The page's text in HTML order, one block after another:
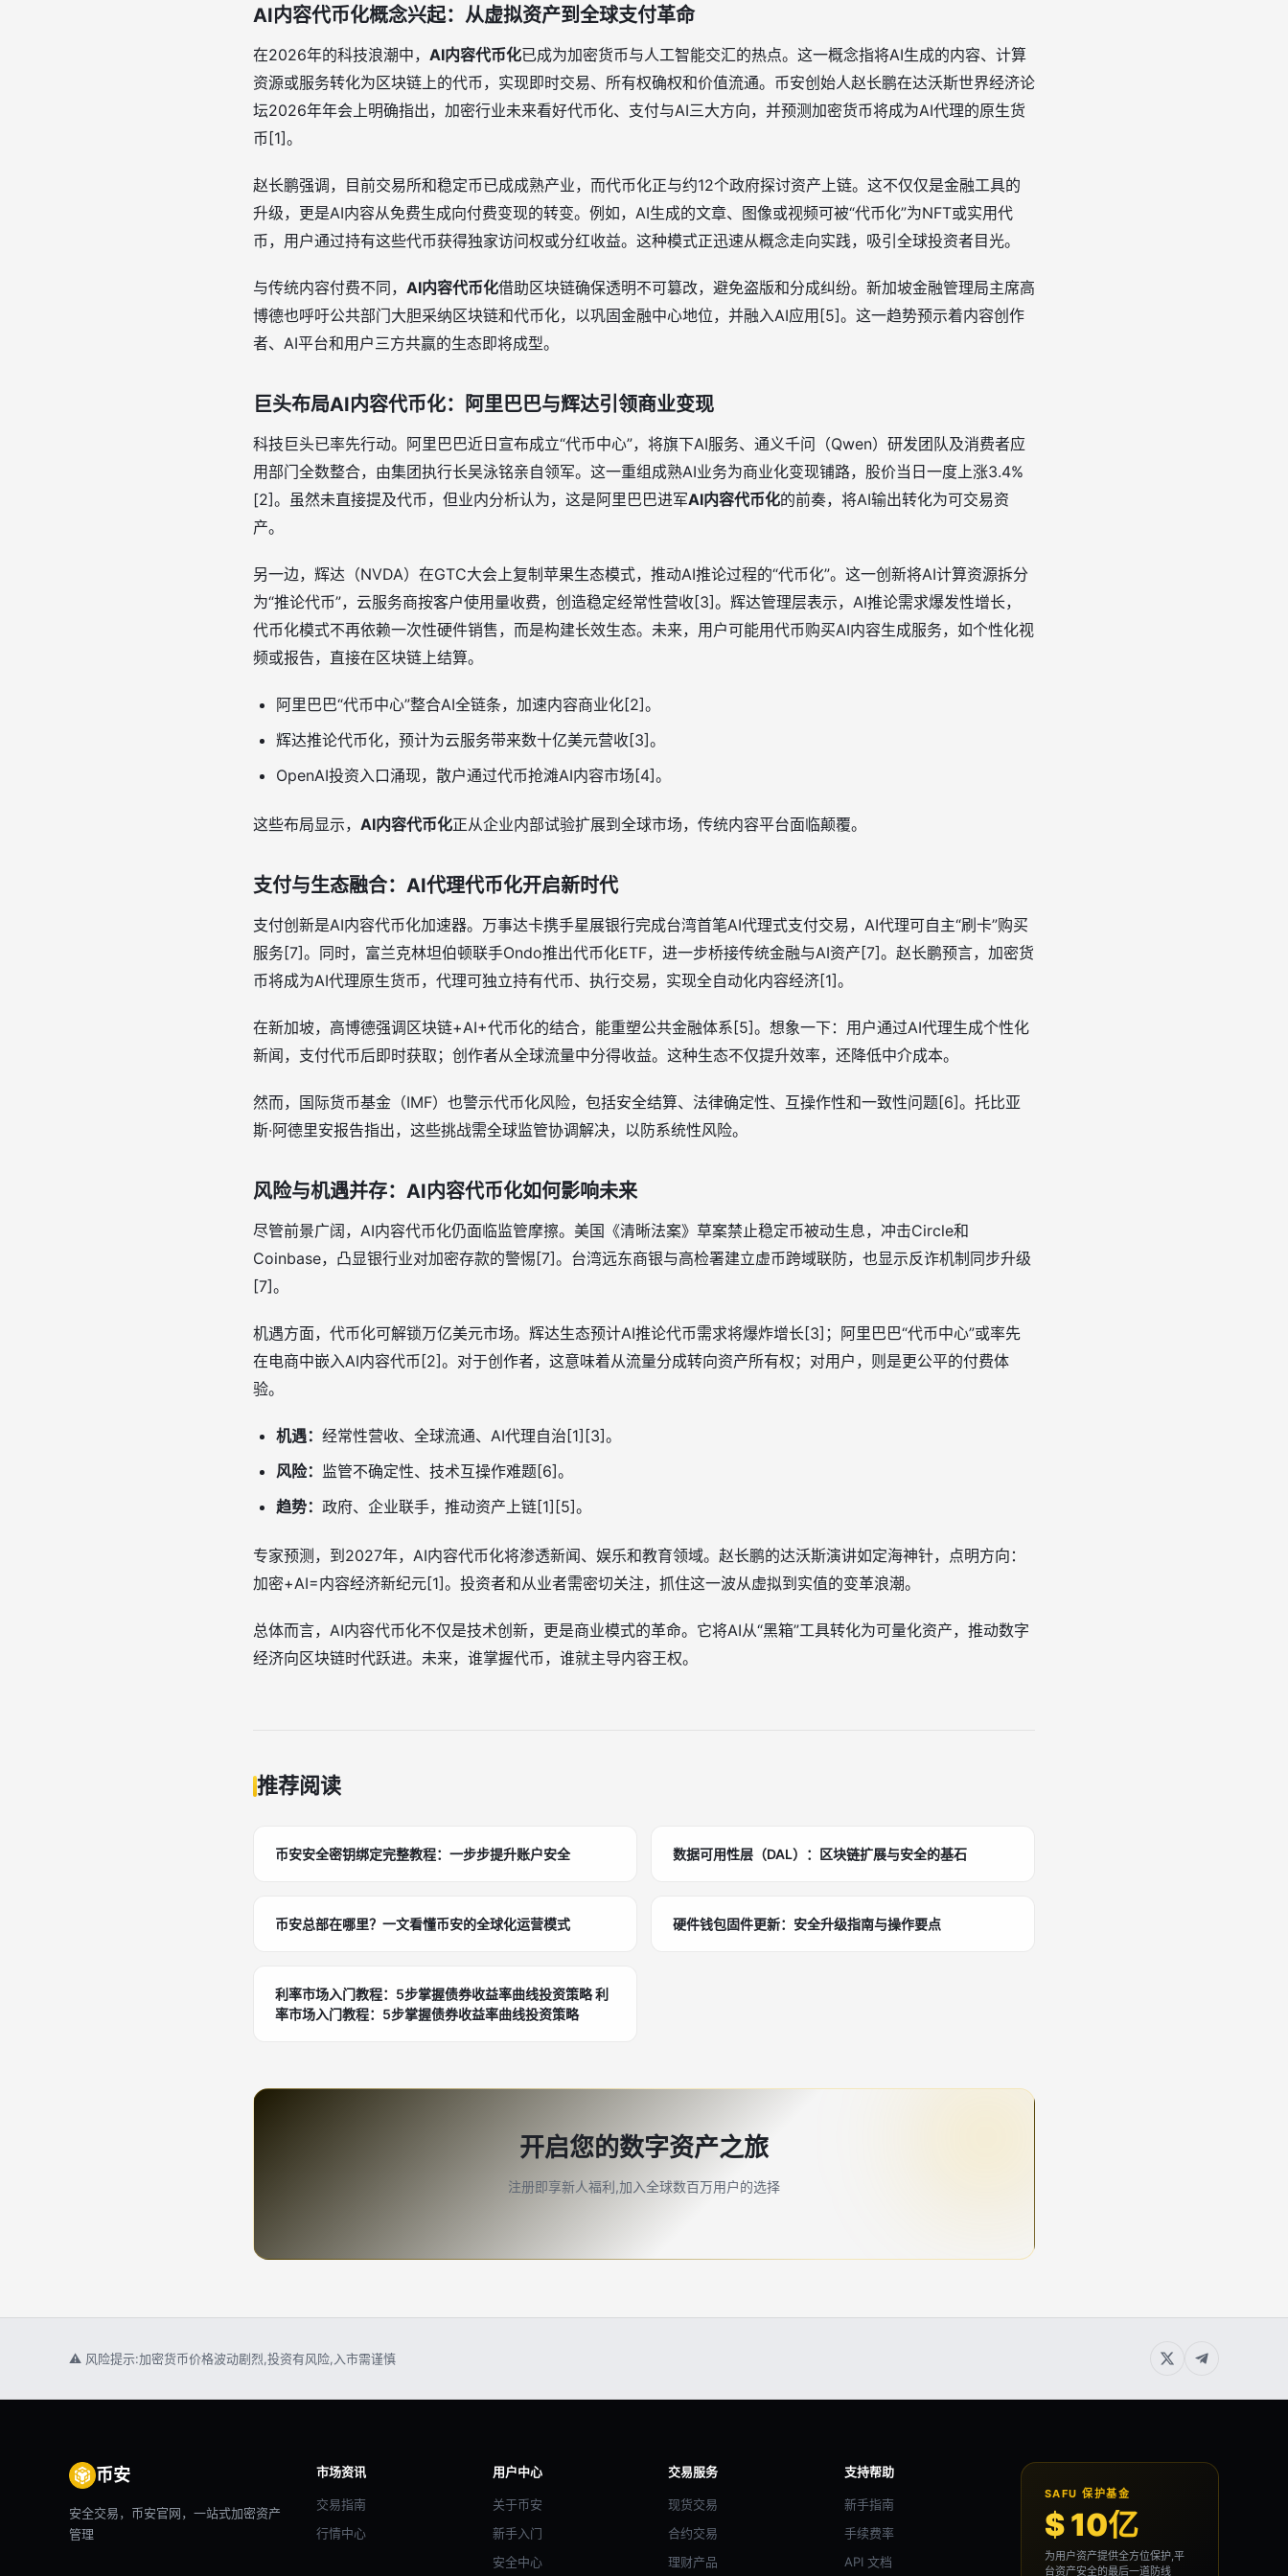
AI内容代币化概念兴起：从虚拟资产到全球支付革命
在2026年的科技浪潮中， AI内容代币化已成为加密货币与人工智能交汇的热点。这一概念指将AI生成的内容、计算
资源或服务转化为区块链上的代币，实现即时交易、所有权确权和价值流通。币安创始人赵长鹏在达沃斯世界经济论
坛2026年年会上明确指出，加密行业未来看好代币化、支付与AI三大方向，并预测加密货币将成为AI代理的原生货
币[1]。
赵长鹏强调，目前交易所和稳定币已成成熟产业，而代币化正与约12个政府探讨资产上链。这不仅仅是金融工具的
升级，更是AI内容从免费生成向付费变现的转变。例如，AI生成的文章、图像或视频可被“代币化”为NFT或实用代
币，用户通过持有这些代币获得独家访问权或分红收益。这种模式正迅速从概念走向实践，吸引全球投资者目光。
与传统内容付费不同， AI内容代币化借助区块链确保透明不可篡改，避免盗版和分成纠纷。新加坡金融管理局主席高
博德也呼吁公共部门大胆采纳区块链和代币化，以巩固金融中心地位，并融入AI应用[5]。这一趋势预示着内容创作
者、AI平台和用户三方共赢的生态即将成型。
巨头布局AI内容代币化：阿里巴巴与辉达引领商业变现
科技巨头已率先行动。阿里巴巴近日宣布成立“代币中心”，将旗下AI服务、通义千问（Qwen）研发团队及消费者应
用部门全数整合，由集团执行长吴泳铭亲自领军。这一重组成熟AI业务为商业化变现铺路，股价当日一度上涨3.4%
[2]。虽然未直接提及代币，但业内分析认为，这是阿里巴巴进军AI内容代币化的前奏，将AI输出转化为可交易资
产。
另一边，辉达（NVDA）在GTC大会上复制苹果生态模式，推动AI推论过程的“代币化”。这一创新将AI计算资源拆分
为“推论代币”，云服务商按客户使用量收费，创造稳定经常性营收[3]。辉达管理层表示，AI推论需求爆发性增长，
代币化模式不再依赖一次性硬件销售，而是构建长效生态。未来，用户可能用代币购买AI内容生成服务，如个性化视
频或报告，直接在区块链上结算。
阿里巴巴“代币中心”整合AI全链条，加速内容商业化[2]。
辉达推论代币化，预计为云服务带来数十亿美元营收[3]。
OpenAI投资入口涌现，散户通过代币抢滩AI内容市场[4]。
这些布局显示， AI内容代币化正从企业内部试验扩展到全球市场，传统内容平台面临颠覆。
支付与生态融合：AI代理代币化开启新时代
支付创新是AI内容代币化加速器。万事达卡携手星展银行完成台湾首笔AI代理式支付交易，AI代理可自主“刷卡”购买
服务[7]。同时，富兰克林坦伯顿联手Ondo推出代币化ETF，进一步桥接传统金融与AI资产[7]。赵长鹏预言，加密货
币将成为AI代理原生货币，代理可独立持有代币、执行交易，实现全自动化内容经济[1]。
在新加坡，高博德强调区块链+AI+代币化的结合，能重塑公共金融体系[5]。想象一下：用户通过AI代理生成个性化
新闻，支付代币后即时获取；创作者从全球流量中分得收益。这种生态不仅提升效率，还降低中介成本。
然而，国际货币基金（IMF）也警示代币化风险，包括安全结算、法律确定性、互操作性和一致性问题[6]。托比亚
斯·阿德里安报告指出，这些挑战需全球监管协调解决，以防系统性风险。
风险与机遇并存：AI内容代币化如何影响未来
尽管前景广阔，AI内容代币化仍面临监管摩擦。美国《清晰法案》草案禁止稳定币被动生息，冲击Circle和
Coinbase，凸显银行业对加密存款的警惕[7]。台湾远东商银与高检署建立虚币跨域联防，也显示反诈机制同步升级
[7]。
机遇方面，代币化可解锁万亿美元市场。辉达生态预计AI推论代币需求将爆炸增长[3]；阿里巴巴“代币中心”或率先
在电商中嵌入AI内容代币[2]。对于创作者，这意味着从流量分成转向资产所有权；对用户，则是更公平的付费体
验。
机遇： 经常性营收、全球流通、AI代理自治[1][3]。
风险： 监管不确定性、技术互操作难题[6]。
趋势： 政府、企业联手，推动资产上链[1][5]。
专家预测，到2027年，AI内容代币化将渗透新闻、娱乐和教育领域。赵长鹏的达沃斯演讲如定海神针，点明方向：
加密+AI=内容经济新纪元[1]。投资者和从业者需密切关注，抓住这一波从虚拟到实值的变革浪潮。
总体而言，AI内容代币化不仅是技术创新，更是商业模式的革命。它将AI从“黑箱”工具转化为可量化资产，推动数字
经济向区块链时代跃进。未来，谁掌握代币，谁就主导内容王权。
推荐阅读
币安安全密钥绑定完整教程：一步步提升账户安全 数据可用性层（DAL）：区块链扩展与安全的基石
币安总部在哪里？一文看懂币安的全球化运营模式 硬件钱包固件更新：安全升级指南与操作要点
利率市场入门教程：5步掌握债券收益率曲线投资策略 利
率市场入门教程：5步掌握债券收益率曲线投资策略
开启您的数字资产之旅
注册即享新人福利,加入全球数百万用户的选择
⚠ 风险提示:加密货币价格波动剧烈,投资有风险,入市需谨慎
币安
安全交易，币安官网，一站式加密资产
管理
市场资讯
交易指南
行情中心
用户中心
关于币安
新手入门
安全中心
交易服务
现货交易
合约交易
理财产品
支持帮助
新手指南
手续费率
API 文档
SAFU 保护基金
$ 10亿
为用户资产提供全方位保护,平
台资产安全的最后一道防线